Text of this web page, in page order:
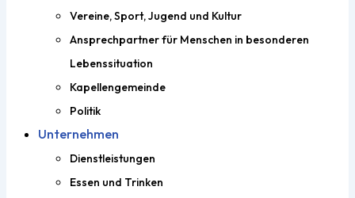
Vereine, Sport, Jugend und Kultur
Ansprechpartner für Menschen in besonderen
Lebenssituation
Kapellengemeinde
Politik
Unternehmen
Dienstleistungen
Essen und Trinken